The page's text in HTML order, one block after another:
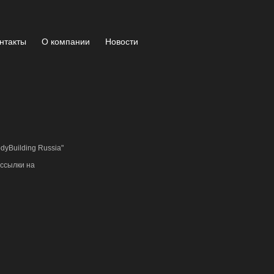
О компании Новости
Russia"
на